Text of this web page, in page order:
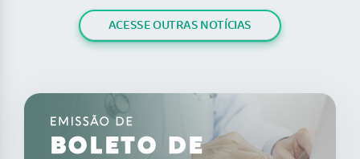
ACESSE OUTRAS NOTÍCIAS